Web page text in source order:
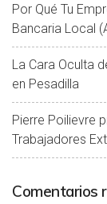
Por Qué Tu
Bancaria Local
La Cara Oculta
en Pesadilla
Pierre Poilievre
Trabajadores
Comentarios